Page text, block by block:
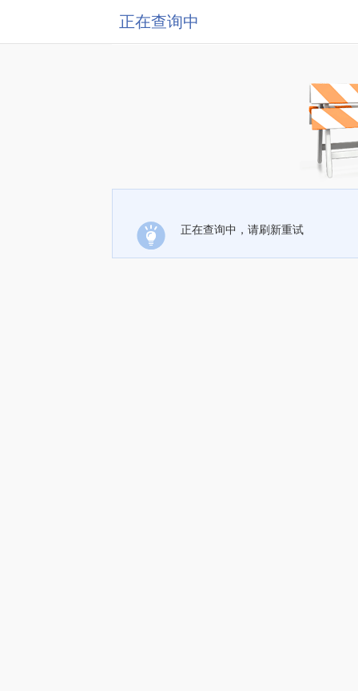
正在查询中
正在查询中，请刷新重试